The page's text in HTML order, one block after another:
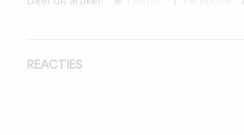
REACTIES